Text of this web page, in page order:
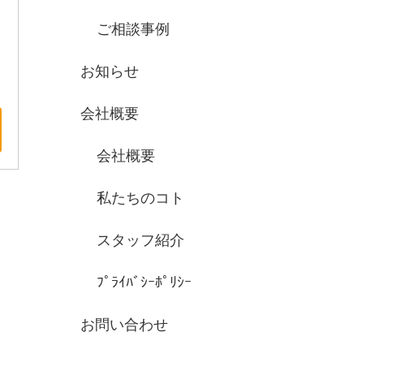
ご相談事例
お知らせ
会社概要
会社概要
私たちのコト
スタッフ紹介
ﾌﾟﾗｲﾊﾞｼｰﾎﾟﾘｼｰ
お問い合わせ